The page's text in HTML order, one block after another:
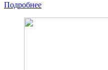
Подробнее